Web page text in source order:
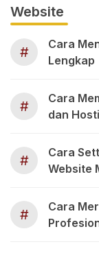
Website
#
Cara
Lengkap
#
Cara
dan
#
Cara
Website
#
Cara